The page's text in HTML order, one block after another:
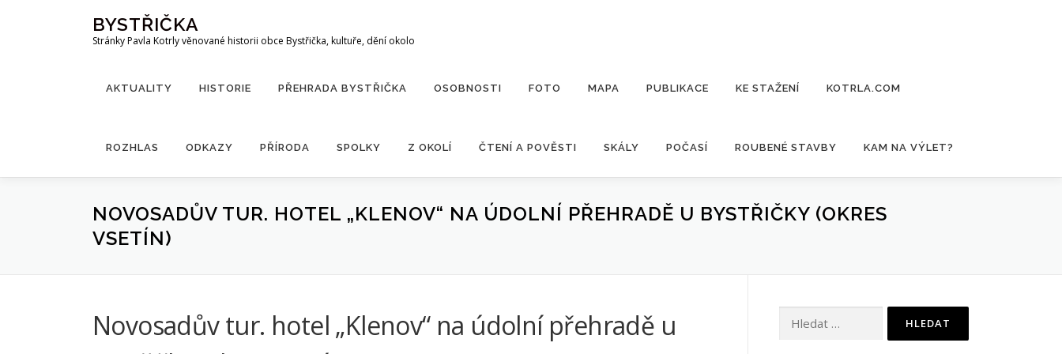
BYSTŘIČKA
Stránky Pavla Kotrly věnované historii obce Bystřička, kultuře, dění okolo
AKTUALITY HISTORIE PŘEHRADA BYSTŘIČKA OSOBNOSTI FOTO MAPA PUBLIKACE KE STAŽENÍ KOTRLA.COM
ROZHLAS ODKAZY PŘÍRODA SPOLKY Z OKOLÍ ČTENÍ A POVĚSTI SKÁLY POČASÍ ROUBENÉ STAVBY KAM NA VÝLET?
NOVOSADŮV TUR. HOTEL „KLENOV“ NA ÚDOLNÍ PŘEHRADĚ U BYSTŘIČKY (OKRES
VSETÍN)
Novosadův tur. hotel „Klenov“ na údolní přehradě u